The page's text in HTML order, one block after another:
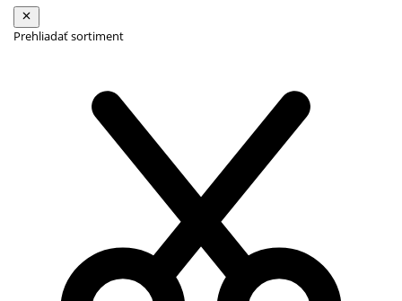
Prehliadať sortiment